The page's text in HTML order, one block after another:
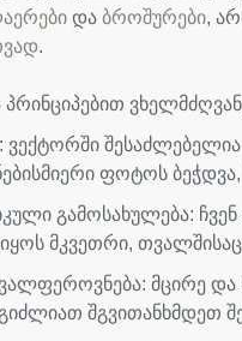
და ბროშურები,
.
: ვექტორში
ფოტოს ბეჭდვა,
ᲒᲐᲛᲝᲡᲐᲮᲣᲚᲔᲑᲐ:
მკვეთრი,
მცირე და
შგვითანხმდეთ